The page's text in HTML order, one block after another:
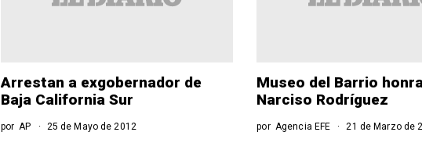
Arrestan a exgobernador de
Baja California Sur
por AP 25 de Mayo de 2012
Museo del Barrio
Narciso Rodríguez
por Agencia EFE 21 de Marzo de